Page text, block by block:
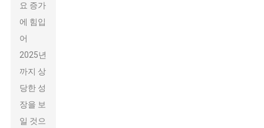
요 증가
에 힘입
어
2025년
까지 상
당한 성
장을 보
일 것으